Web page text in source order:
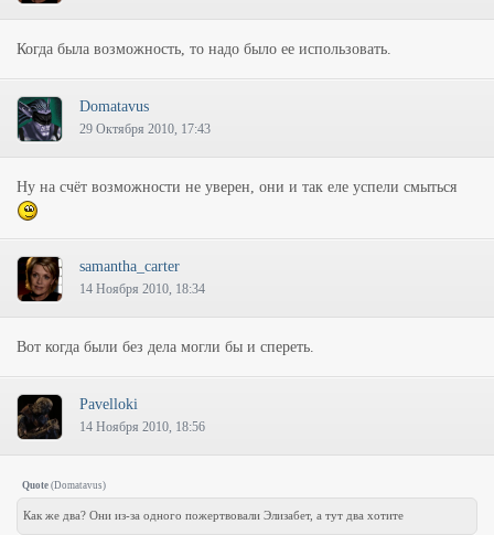
Когда была возможность, то надо было ее использовать.
Domatavus
29 Октября 2010, 17:43
Ну на счёт возможности не уверен, они и так еле успели смыться
samantha_carter
14 Ноября 2010, 18:34
Вот когда были без дела могли бы и спереть.
Pavelloki
14 Ноября 2010, 18:56
Quote (Domatavus)
Как же два? Они из-за одного пожертвовали Элизабет, а тут два хотите